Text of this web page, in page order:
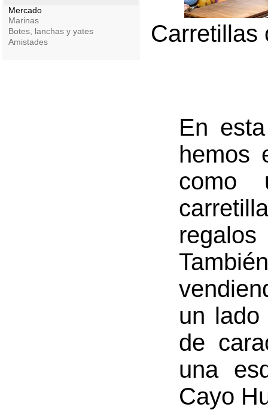
Mercado
Marinas
Botes, lanchas y yates
Amistades
Carretillas
En
hemos
como
un
de
una
Cayo